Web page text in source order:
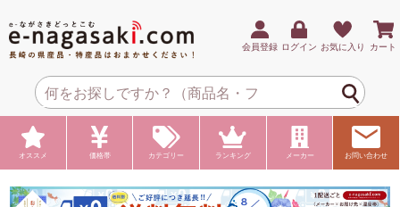
会員登録 ログイン お気に入り カート
オススメ 価格帯 カテゴリー ランキング メーカー お問い合わせ